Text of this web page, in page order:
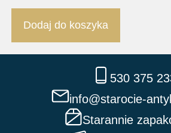
Dodaj do koszyka
530 375
info@starocie-
Starannie